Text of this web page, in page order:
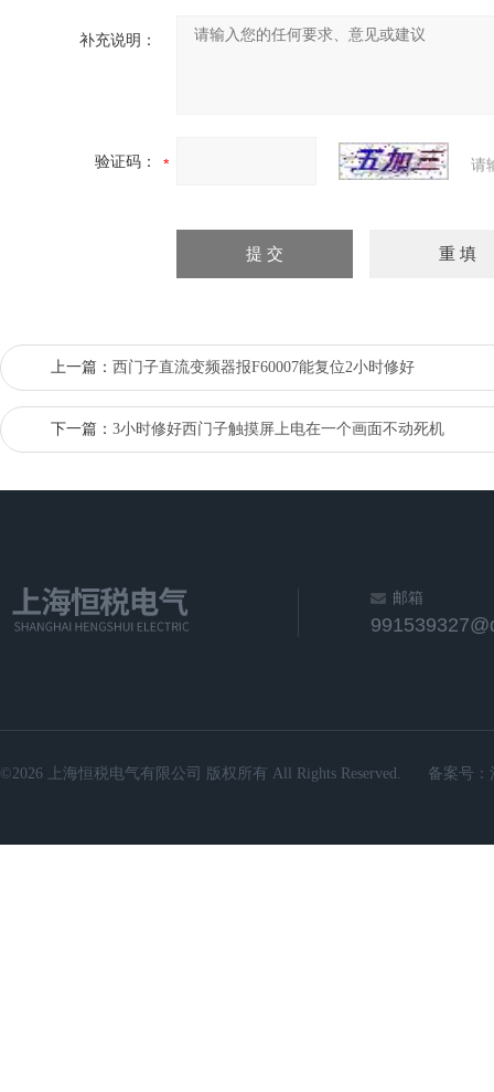
补充说明：
验证码： 请
上一篇： 西门子直流变频器报F60007能复位2小时修好
下一篇： 3小时修好西门子触摸屏上电在一个画面不动死机
邮箱
©2026 上海恒税电气有限公司 版权所有 All Rights Reserved. 备案号：